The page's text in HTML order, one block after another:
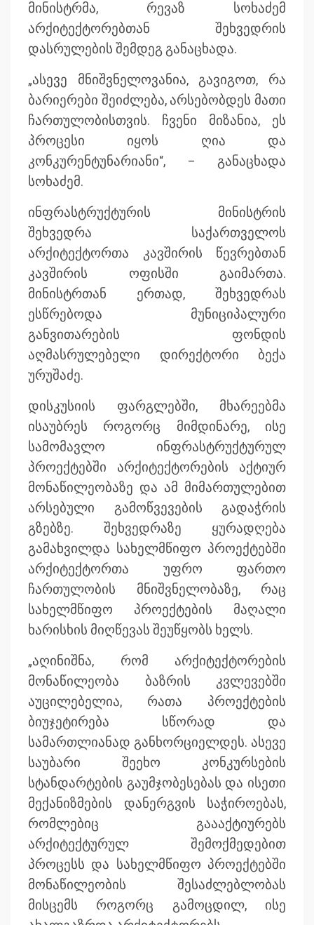
მინისტრმა, რევაზ სოხაძემ
არქიტექტორებთან შეხვედრის
დასრულების შემდეგ განაცხადა.
„ასევე მნიშვნელოვანია, გავიგოთ, რა
ბარიერები შეიძლება, არსებობდეს მათი
ჩართულობისთვის. ჩვენი მიზანია, ეს
პროცესი იყოს ღია და
კონკურენტუნარიანი“, – განაცხადა
სოხაძემ.
ინფრასტრუქტურის მინისტრის
შეხვედრა საქართველოს
არქიტექტორთა კავშირის წევრებთან
კავშირის ოფისში გაიმართა.
მინისტრთან ერთად, შეხვედრას
ესწრებოდა მუნიციპალური
განვითარების ფონდის
აღმასრულებელი დირექტორი ბექა
ურუშაძე.
დისკუსიის ფარგლებში, მხარეებმა
ისაუბრეს როგორც მიმდინარე, ისე
სამომავლო ინფრასტრუქტურულ
პროექტებში არქიტექტორების აქტიურ
მონაწილეობაზე და ამ მიმართულებით
არსებული გამოწვევების გადაჭრის
გზებზე. შეხვედრაზე ყურადღება
გამახვილდა სახელმწიფო პროექტებში
არქიტექტორთა უფრო ფართო
ჩართულობის მნიშვნელობაზე, რაც
სახელმწიფო პროექტების მაღალი
ხარისხის მიღწევას შეუწყობს ხელს.
„აღინიშნა, რომ არქიტექტორების
მონაწილეობა ბაზრის კვლევებში
აუცილებელია, რათა პროექტების
ბიუჯეტირება სწორად და
სამართლიანად განხორციელდეს. ასევე
საუბარი შეეხო კონკურსების
სტანდარტების გაუმჯობესებას და ისეთი
მექანიზმების დანერგვის საჭიროებას,
რომლებიც გაააქტიურებს
არქიტექტურულ შემოქმედებით
პროცესს და სახელმწიფო პროექტებში
მონაწილეობის შესაძლებლობას
მისცემს როგორც გამოცდილ, ისე